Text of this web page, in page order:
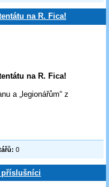
na R. Fica!
na R. Fica!
a „legionářům“ z
0
příslušníci